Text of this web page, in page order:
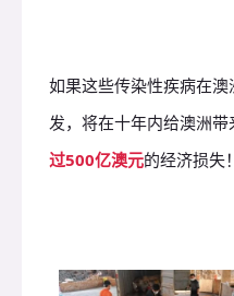
如果这些传染性疾病在澳
发，将在十年内给澳洲带
过500亿澳元的经济损失！